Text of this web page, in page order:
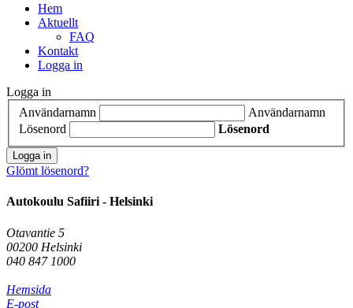
Hem
Aktuellt
FAQ
Kontakt
Logga in
Logga in
Användarnamn
Användarnamn
Lösenord
Lösenord
Logga in
Glömt lösenord?
Autokoulu Safiiri - Helsinki
Otavantie 5
00200 Helsinki
040 847 1000
Hemsida
E-post